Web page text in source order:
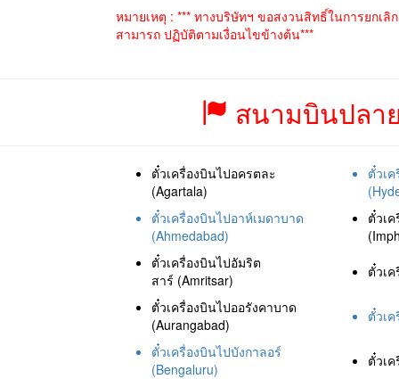
หมายเหตุ : *** ทางบริษัทฯ ขอสงวนสิทธิ์ในการยกเ
สามารถ ปฏิบัติตามเงื่อนไขข้างต้น***
สนามบินปลา
ตั๋วเครื่องบินไปอครตละ
(Agartala)
ตั๋วเ
ตั๋วเครื่องบินไปอาห์เมดาบาด
(Ahmedabad)
ตั๋วเ
ตั๋วเครื่องบินไปอัมริต
สาร์ (Amritsar)
ตั๋วเ
ตั๋วเครื่องบินไปออรังคาบาด
(Aurangabad)
ตั๋วเ
ตั๋วเครื่องบินไปบังกาลอร์
(Bengaluru)
ตั๋วเ